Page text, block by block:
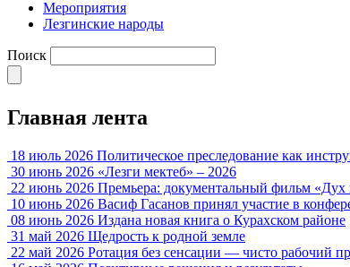
Мероприятия
Лезгинские народы
Поиск
Главная лента
18 июль 2026 Политическое преследование как
30 июнь 2026 «Лезги мектеб» – 2026
22 июнь 2026 Премьера: документальный фильм «Дух
10 июнь 2026 Васиф Гасанов принял участие в
08 июнь 2026 Издана новая книга о Курахском районе
31 май 2026 Щедрость к родной земле
22 май 2026 Ротация без сенсации — чисто рабочий